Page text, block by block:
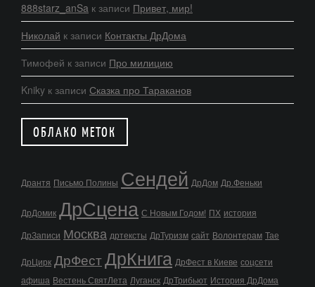
888starz_anSa к записи Привет, мир!
Николай к записи Контакты ДрДома
Тимофей к записи Про милицию
Kniky к записи Сказка про Тараканов
ОБЛАКО МЕТОК
Дрантя Письмо Полины Сендей ДрДом Др.Феньки
ДрДомик ДрСцена С Новым Годом! ПХ история
ДрЗаписи Москва дртексты ДрТуризм сайт Волонтерам Тае
ДрЦирк ДрФестДрКнига ДрФест в Киеве соцсети
афиша Вестень СвятЛета Луганск ДрТрибьют История ДрДома